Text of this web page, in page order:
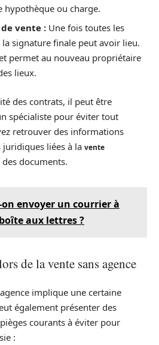
hypothèque ou charge.
vente : Une fois toutes les
signature finale peut avoir lieu.
permet au nouveau propriétaire
lieux.
des contrats, il peut être
spécialiste pour éviter tout
retrouver des informations
juridiques liées à la vente
documents.
on envoyer un courrier à
aux lettres ?
de la vente sans agence
implique une certaine
également présenter des
courants à éviter pour
: